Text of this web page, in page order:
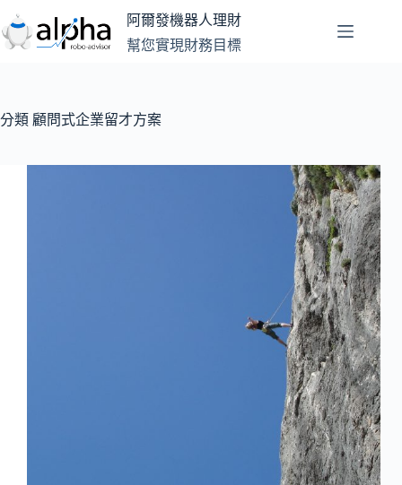
至
主
容
阿爾發機器人理財
幫您實現財務目標
分類 顧問式企業留才方案